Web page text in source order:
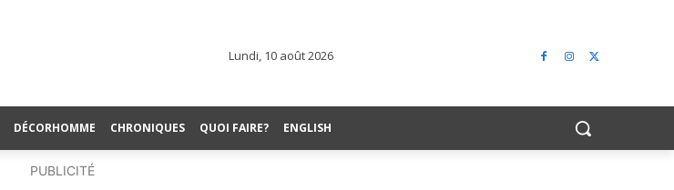
Lundi, 10 août 2026
DÉCORHOMME CHRONIQUES QUOI FAIRE? ENGLISH
PUBLICITÉ